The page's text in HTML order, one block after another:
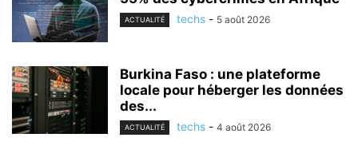
ACTUALITÉ techs - 5 août 2026
Burkina Faso : une plateforme
locale pour héberger les données
des...
ACTUALITÉ techs - 4 août 2026